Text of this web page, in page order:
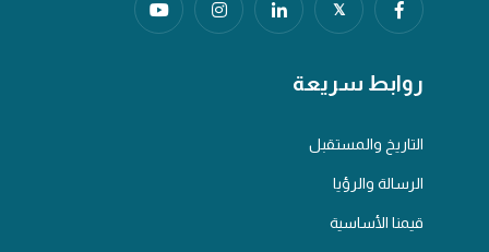
𝕏
روابط سريعة
التاريخ والمستقبل
الرسالة والرؤيا
قيمنا الأساسية